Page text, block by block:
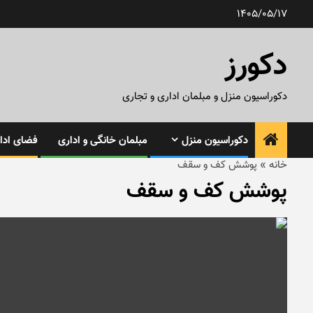
1405/05/17
دکورز
دکوراسیون منزل و مبلمان اداری و تجاری
دکوراسیون منزل مبلمان خانگی و اداری فضای
خانه » پوشش کف و سقف
پوشش کف و سقف